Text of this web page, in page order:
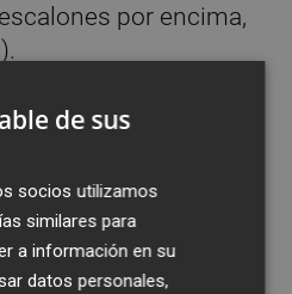
por encima,
).
e ilusionante y hay
de entrenamientos
condiciones. A mí
importantes
manifestaba
derbi que será el
de sus
socios utilizamos
similares para
a información en su
datos personales,